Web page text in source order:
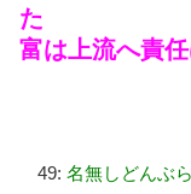
た
富は上流へ責
49: 名無しどんぶ